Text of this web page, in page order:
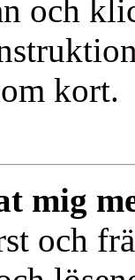
och
kort.
mig
och